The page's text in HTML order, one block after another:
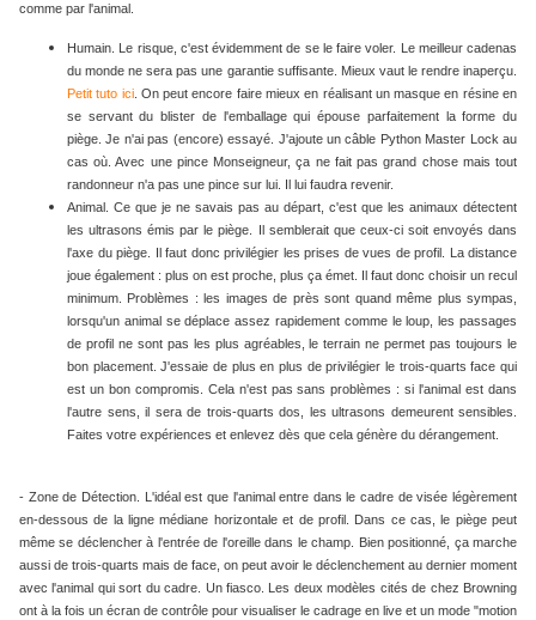
comme par l'animal.
Humain. Le risque, c'est évidemment de se le faire voler. Le meilleur cadenas
du monde ne sera pas une garantie suffisante. Mieux vaut le rendre inaperçu.
Petit tuto ici. On peut encore faire mieux en réalisant un masque en résine en
se servant du blister de l'emballage qui épouse parfaitement la forme du
piège. Je n'ai pas (encore) essayé. J'ajoute un câble Python Master Lock au
cas où. Avec une pince Monseigneur, ça ne fait pas grand chose mais tout
randonneur n'a pas une pince sur lui. Il lui faudra revenir.
Animal. Ce que je ne savais pas au départ, c'est que les animaux détectent
les ultrasons émis par le piège. Il semblerait que ceux-ci soit envoyés dans
l'axe du piège. Il faut donc privilégier les prises de vues de profil. La distance
joue également : plus on est proche, plus ça émet. Il faut donc choisir un recul
minimum. Problèmes : les images de près sont quand même plus sympas,
lorsqu'un animal se déplace assez rapidement comme le loup, les passages
de profil ne sont pas les plus agréables, le terrain ne permet pas toujours le
bon placement. J'essaie de plus en plus de privilégier le trois-quarts face qui
est un bon compromis. Cela n'est pas sans problèmes : si l'animal est dans
l'autre sens, il sera de trois-quarts dos, les ultrasons demeurent sensibles.
Faites votre expériences et enlevez dès que cela génère du dérangement.
- Zone de Détection. L'idéal est que l'animal entre dans le cadre de visée légèrement
en-dessous de la ligne médiane horizontale et de profil. Dans ce cas, le piège peut
même se déclencher à l'entrée de l'oreille dans le champ. Bien positionné, ça marche
aussi de trois-quarts mais de face, on peut avoir le déclenchement au dernier moment
avec l'animal qui sort du cadre. Un fiasco. Les deux modèles cités de chez Browning
ont à la fois un écran de contrôle pour visualiser le cadrage en live et un mode "motion